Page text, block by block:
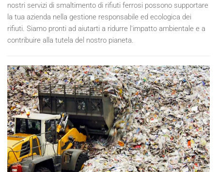
nostri servizi di smaltimento di rifiuti ferrosi possono supportare
la tua azienda nella gestione responsabile ed ecologica dei
rifiuti. Siamo pronti ad aiutarti a ridurre l'impatto ambientale e a
contribuire alla tutela del nostro pianeta.